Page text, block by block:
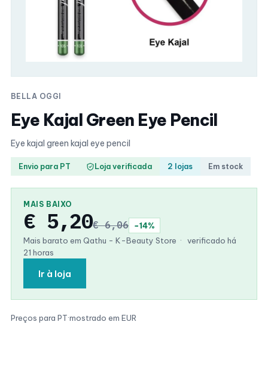
BELLA OGGI
Eye Kajal Green Eye Pencil
Eye kajal green kajal eye pencil
Envio para PT Loja verificada 2 lojas Em stock
MAIS BAIXO
€ 5,20€ 6,06
−14%
Mais barato em Qathu - K-Beauty Store ·
verificado há
21 horas
Ir à loja
Preços para PT·mostrado em EUR